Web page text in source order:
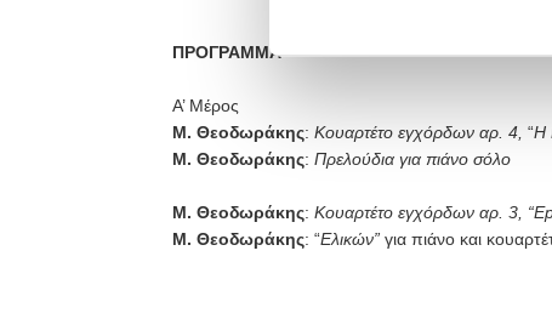
ΠΡΟΓΡΑΜΜΑ
Α’ Μέρος
Μ. Θεοδωράκης: Κουαρτέτο εγχόρδων αρ. 4, “Η
Μ. Θεοδωράκης: Πρελούδια για πιάνο σόλο
Μ. Θεοδωράκης: Κουαρτέτο εγχόρδων αρ. 3,
Μ. Θεοδωράκης: “Ελικών” για πιάνο και